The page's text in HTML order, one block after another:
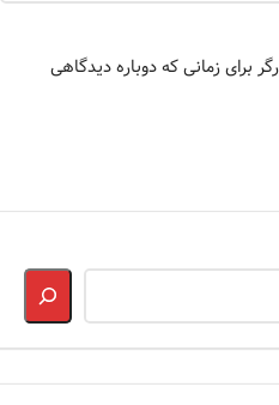
برای زمانی که دوباره دیدگاهی